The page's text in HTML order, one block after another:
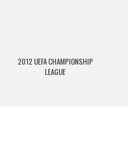
2012 UEFA CHAMPIONSHIP
LEAGUE